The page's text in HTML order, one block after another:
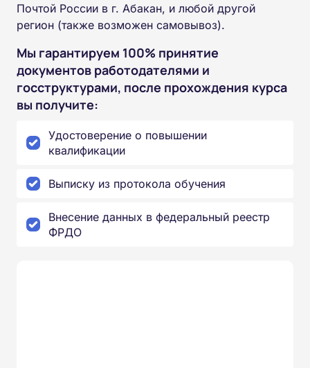
Почтой России в г. Абакан, и любой другой
регион (также возможен самовывоз).
Мы гарантируем 100% принятие
документов работодателями и
госструктурами, после прохождения курса
вы получите:
Удостоверение о повышении
квалификации
Выписку из протокола обучения
Внесение данных в федеральный реестр
ФРДО